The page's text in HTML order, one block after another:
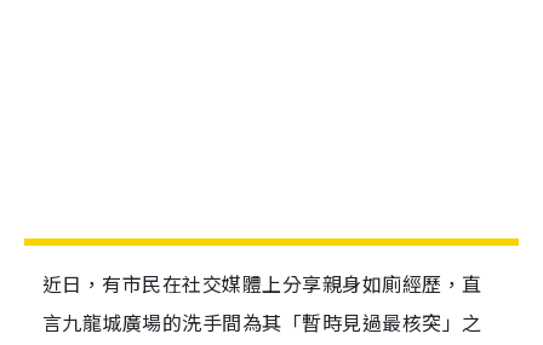
近日，有市民在社交媒體上分享親身如廁經歷，直
言九龍城廣場的洗手間為其「暫時見過最核突」之